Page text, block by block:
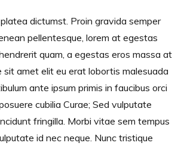
dictumst. Proin gravida semper
pellentesque, lorem at egestas
quam, a egestas eros massa at
sit amet elit eu erat lobortis malesuada
ante ipsum primis in faucibus orci
cubilia Curae; Sed vulputate
fringilla. Morbi vitae sem tempus
id nec neque. Nunc tristique